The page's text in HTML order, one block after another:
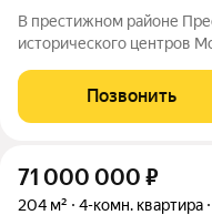
В престижном районе
исторического центров
этажного дома, в новом
от девелопера «Донстрой».
Позвонить
71 000 000 ₽
204 м² 4-комн. квартира